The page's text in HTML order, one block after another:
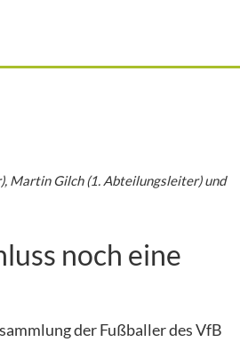
Martin Gilch (1. Abteilungsleiter) und
noch eine
der Fußballer des VfB